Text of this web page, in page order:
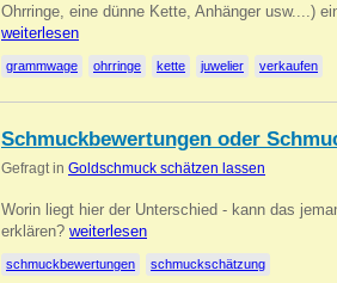
Ohrringe, eine dünne Kette, Anhänger usw....)
weiterlesen
grammwage ohrringe kette juwelier verkaufen
Schmuckbewertungen oder
Gefragt in Goldschmuck schätzen lassen
Worin liegt hier der Unterschied - kann das
erklären? weiterlesen
schmuckbewertungen schmuckschätzung